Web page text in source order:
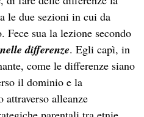
le due sezioni in cui da
Fece sua la lezione secondo
differenze. Egli capì, in
come le differenze siano
il dominio e la
attraverso alleanze